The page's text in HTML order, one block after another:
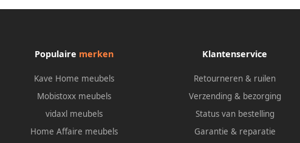
Populaire merken
Kave Home meubels
Mobistoxx meubels
vidaxl meubels
Home Affaire meubels
Klantenservice
Retourneren & ruilen
Verzending & bezorging
Status van bestelling
Garantie & reparatie